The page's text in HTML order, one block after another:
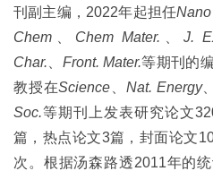
刊副主编， 2022年起担任
Chem
Chem Mater. J.
Char.
Front. Mater.等期刊的
教授在Science Nat. Energy
Soc.等期刊上发表研究论文
篇，热点论文3篇，封面论文
次。根据汤森路透2011年的统